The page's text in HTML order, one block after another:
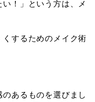
い！」という方は、メ
するためのメイク術
あるものを選びまし